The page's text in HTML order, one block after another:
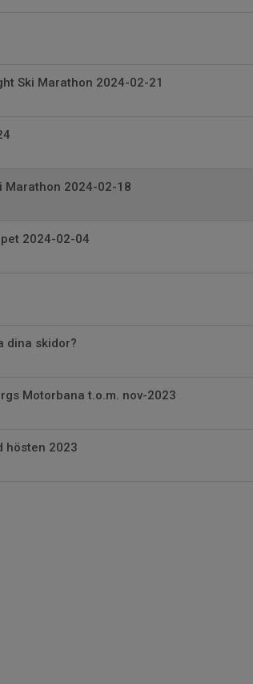
Ski Marathon 2024-02-21
Marathon 2024-02-18
2024-02-04
dina skidor?
Motorbana t.o.m. nov-2023
hösten 2023